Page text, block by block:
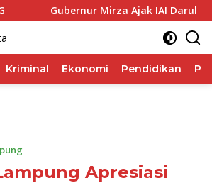
Gubernur Mirza Ajak IAI Darul Fattah
Kriminal Ekonomi Pendidikan
Apresiasi